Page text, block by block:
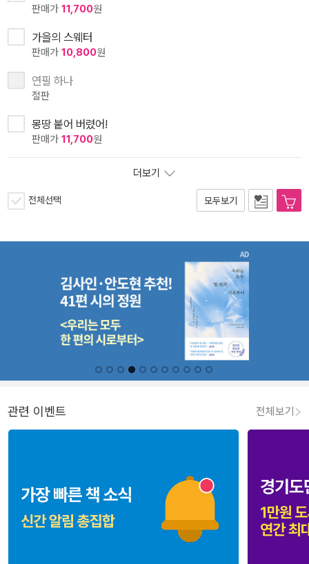
판매가 11,700원
가을의 스웨터
판매가 10,800원
연필 하나
절판
몽땅 붙어 버렸어!
판매가 11,700원
더보기
전체선택 모두보기
관련 이벤트 전체보기